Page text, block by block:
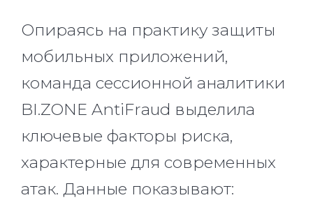
Опираясь на практику защиты
мобильных приложений,
команда сессионной аналитики
BI.ZONE AntiFraud выделила
ключевые факторы риска,
характерные для современных
атак. Данные показывают: